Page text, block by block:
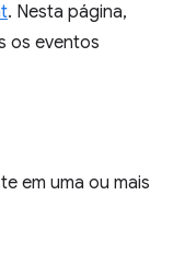
. Nesta página,
os eventos
em uma ou mais